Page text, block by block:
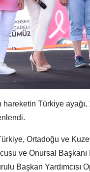
hareketin Türkiye
Ortadoğu ve
ve Onursal
Başkan Yardımcısı